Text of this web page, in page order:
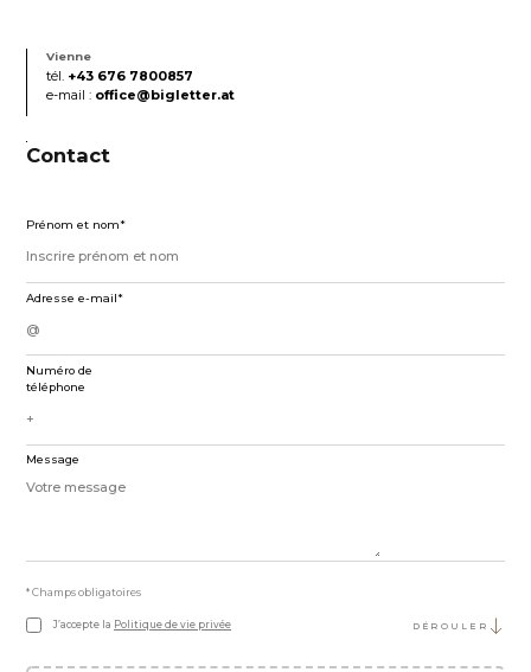
Vienne
tél. +43 676 7800857
e-mail : office@bigletter.at
Contact
Prénom et nom*
Adresse e-mail*
Numéro de
téléphone
Message
* Champs obligatoires
J’accepte la Politique de vie privée DÉROULER
Straße 2-4, est le responsable du traitement des données à caractère personnel qui vous